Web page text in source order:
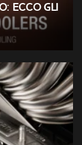
ecco gli